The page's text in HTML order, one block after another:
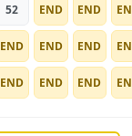
52 END END
END END END
END END END